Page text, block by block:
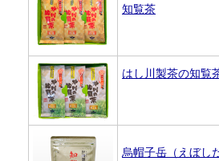
知覧茶
はし川製茶の知
烏帽子岳（えぼ